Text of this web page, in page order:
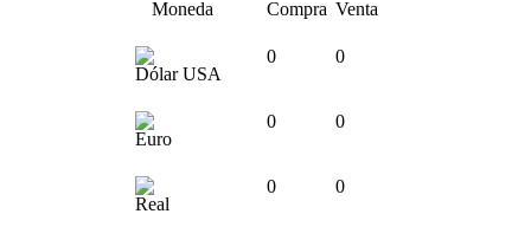
Moneda Compra Venta
Dólar USA
0 0
Euro
0 0
Real
0 0